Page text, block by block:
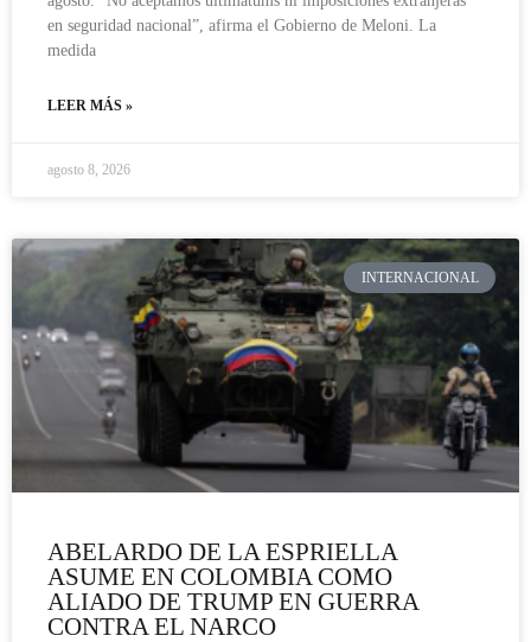
en seguridad nacional”, afirma el Gobierno de Meloni. La
medida
LEER MÁS »
agosto 8, 2026
INTERNACIONAL
ABELARDO DE LA ESPRIELLA
ASUME EN COLOMBIA COMO
ALIADO DE TRUMP EN GUERRA
CONTRA EL NARCO